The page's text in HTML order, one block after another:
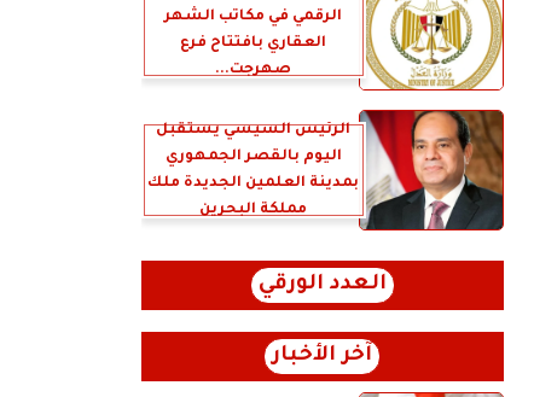
الرقمي في مكاتب الشهر
العقاري بافتتاح فرع
صهرجت...
الرئيس السيسي يستقبل
اليوم بالقصر الجمهوري
بمدينة العلمين الجديدة ملك
مملكة البحرين
العدد الورقي
آخر الأخبار